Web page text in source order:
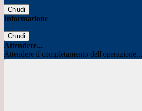
Chiudi
Informazione
Chiudi
Attendere...
Attendere il completamento dell'operazione...